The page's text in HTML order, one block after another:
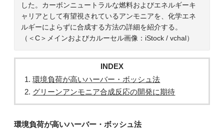
した。カーボンニュートラルな燃料およびエネルギーキ
ャリアとして有望視されているアンモニアを、化学エネ
ルギーによらずに合成する方法の詳細を紹介する。
（＜C＞メインおよびカルーセル画像：iStock / vchal）
INDEX
環境負荷が高いハーバー・ボッシュ法
グリーンアンモニア合成反応の開発に期待
環境負荷が高いハーバー・ボッシュ法